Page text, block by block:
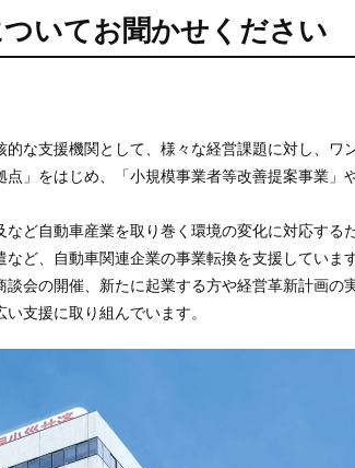
いてお聞かせください
な支援機関として、様々な経営課題に対し、ワ
」をはじめ、「小規模事業者等改善提案事業」
ど自動車産業を取り巻く環境の変化に対応する
ど、自動車関連企業の事業転換を支援しています
会の開催、新たに起業する方や経営革新計画の
支援に取り組んでいます。